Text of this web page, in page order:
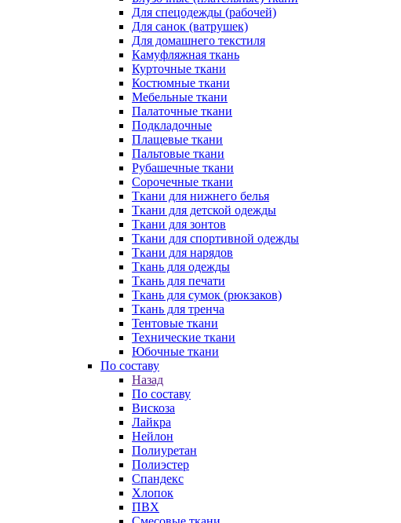
Для спецодежды (рабочей)
Для санок (ватрушек)
Для домашнего текстиля
Камуфляжная ткань
Курточные ткани
Костюмные ткани
Мебельные ткани
Палаточные ткани
Подкладочные
Плащевые ткани
Пальтовые ткани
Рубашечные ткани
Сорочечные ткани
Ткани для нижнего белья
Ткани для детской одежды
Ткани для зонтов
Ткани для спортивной одежды
Ткани для нарядов
Ткань для одежды
Ткань для печати
Ткань для сумок (рюкзаков)
Ткань для тренча
Тентовые ткани
Технические ткани
Юбочные ткани
По составу
Назад
По составу
Вискоза
Лайкра
Нейлон
Полиуретан
Полиэстер
Спандекс
Хлопок
ПВХ